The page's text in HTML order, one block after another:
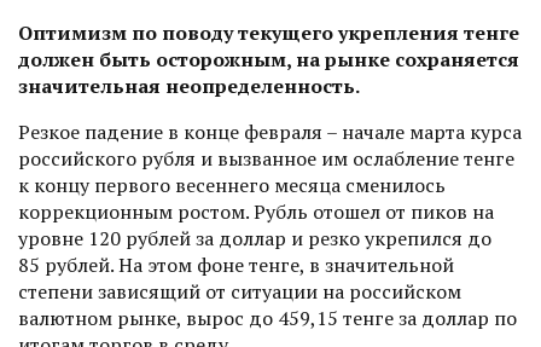
Оптимизм по поводу текущего укрепления тенге
должен быть осторожным, на рынке сохраняется
значительная неопределенность.
Резкое падение в конце февраля – начале марта курса
российского рубля и вызванное им ослабление тенге
к концу первого весеннего месяца сменилось
коррекционным ростом. Рубль отошел от пиков на
уровне 120 рублей за доллар и резко укрепился до
85 рублей. На этом фоне тенге, в значительной
степени зависящий от ситуации на российском
валютном рынке, вырос до 459,15 тенге за доллар по